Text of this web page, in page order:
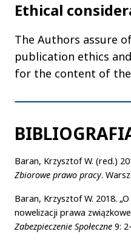
Ethical
The Authors assure
publication ethics
for the content of
Baran, Krzysztof W. (red.)
Zbiorowe prawo pracy.
Baran, Krzysztof W. 2018.
nowelizacji prawa
Zabezpieczenie Społeczne 9: